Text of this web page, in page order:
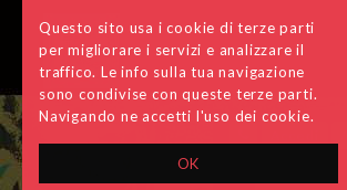
OK
Questo sito usa i cookie di terze parti
per migliorare i servizi e analizzare il
traffico. Le info sulla tua navigazione
sono condivise con queste terze parti.
Navigando ne accetti l'uso dei cookie.